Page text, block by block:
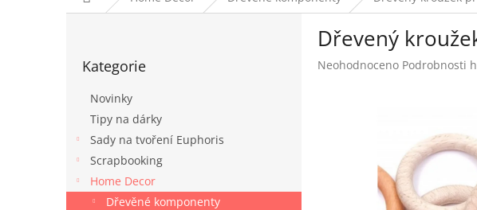
a
kategorie
Kategorie
Novinky
Tipy na dárky
Sady na tvoření Euphoris
Scrapbooking
Home Decor
Dřevěné komponenty
Dřevený
Průměrné
Neohodnoceno Podrobnosti